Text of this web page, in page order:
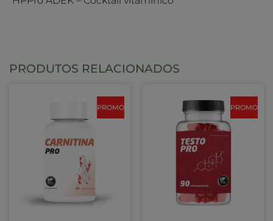
PRODUTOS RELACIONADOS
PROMO PROMO